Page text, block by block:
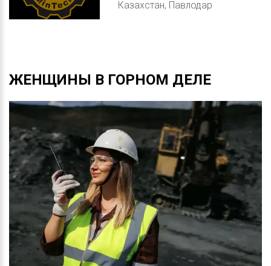
Казахстан, Павлодар
ЖЕНЩИНЫ В ГОРНОМ ДЕЛЕ